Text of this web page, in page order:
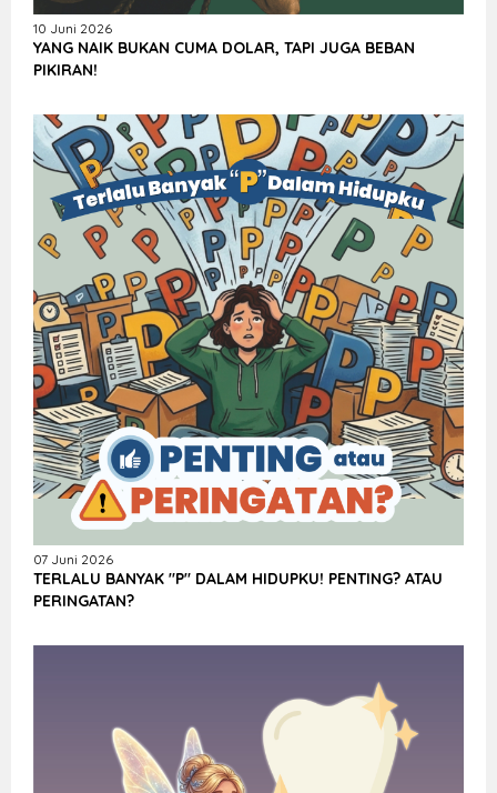
10 Juni 2026
YANG NAIK BUKAN CUMA DOLAR, TAPI JUGA BEBAN
PIKIRAN!
07 Juni 2026
TERLALU BANYAK "P" DALAM HIDUPKU! PENTING? ATAU
PERINGATAN?